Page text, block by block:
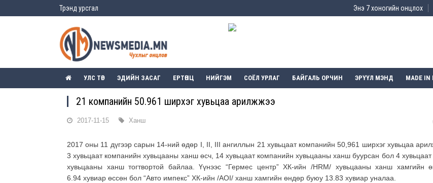
Трэнд урсгал Энэ 7 хоногийн онцлох
УЛС ТӨР ЭДИЙН ЗАСАГ ЕРТӨНЦ НИЙГЭМ СОЁЛ УРЛАГ БАЙГАЛЬ ОРЧИН ЭРҮҮЛ МЭНД MADE IN
21 компанийн 50.961 ширхэг хувьцаа арилжжээ
2017-11-15 Ханш
2017 оны 11 дүгээр сарын 14-ний өдөр I, II, III ангиллын 21 хувьцаат компанийн 50,961 ширхэг хувьцаа
3 хувьцаат компанийн хувьцааны ханш өсч, 14 хувьцаат компанийн хувьцааны ханш буурсан бол 4
хувьцааны ханш тогтвортой байлаа. Үүнээс “Гермес центр” ХК-ийн /HRM/ хувьцааны ханш хамгийн
6.94 хувиар өссөн бол “Авто импекс” ХК-ийн /AOI/ ханш хамгийн өндөр буюу 13.83 хувиар уналаа.